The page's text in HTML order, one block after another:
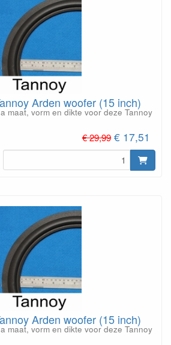
Arden woofer (15 inch)
maat, vorm en dikte voor deze Tannoy
€ 29,99 € 17,51
Arden woofer (15 inch)
maat, vorm en dikte voor deze Tannoy